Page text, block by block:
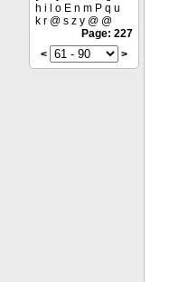
h i l o E n m P q u
k r @ s z y @ @
Page: 227
<
>